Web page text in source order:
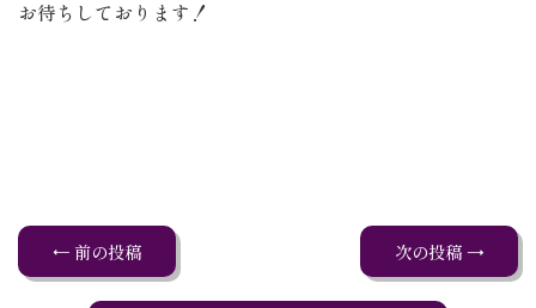
お待ちしております！
← 前の投稿 次の投稿 →